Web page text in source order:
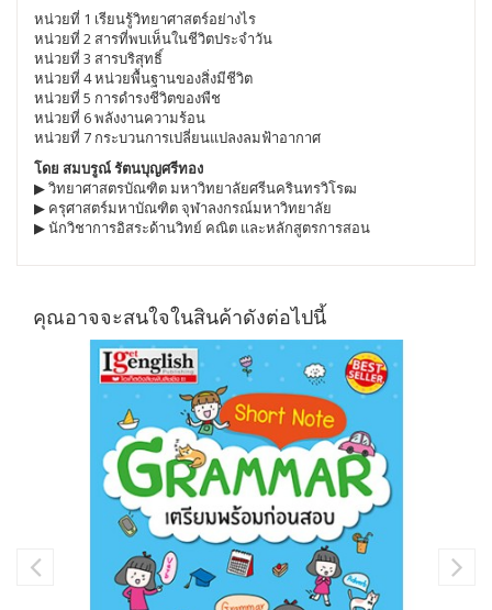
หน่วยที่ 1 เรียนรู้วิทยาศาสตร์อย่างไร
หน่วยที่ 2 สารที่พบเห็นในชีวิตประจำวัน
หน่วยที่ 3 สารบริสุทธิ์
หน่วยที่ 4 หน่วยพื้นฐานของสิ่งมีชีวิต
หน่วยที่ 5 การดำรงชีวิตของพืช
หน่วยที่ 6 พลังงานความร้อน
หน่วยที่ 7 กระบวนการเปลี่ยนแปลงลมฟ้าอากาศ
โดย สมบรูณ์ รัตนบุญศรีทอง
▶ วิทยาศาสตรบัณฑิต มหาวิทยาลัยศรีนครินทรวิโรฒ
▶ ครุศาสตร์มหาบัณฑิต จุฬาลงกรณ์มหาวิทยาลัย
▶ นักวิชาการอิสระด้านวิทย์ คณิต และหลักสูตรการสอน
คุณอาจจะสนใจในสินค้าดังต่อไปนี้